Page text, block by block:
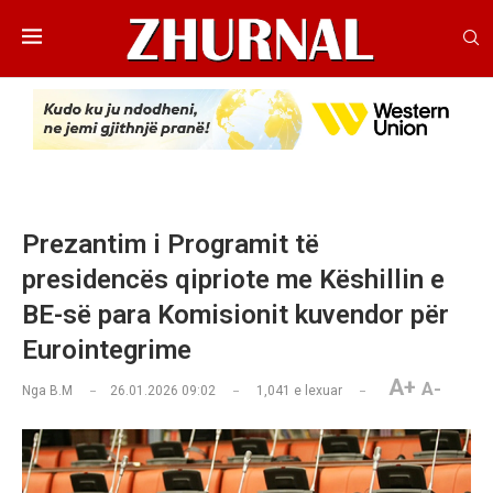
Prezantim i Programit të
presidencës qipriote me Këshillin e
BE-së para Komisionit kuvendor për
Eurointegrime
Nga B.M 26.01.2026 09:02 1,041 e lexuar A+ A-